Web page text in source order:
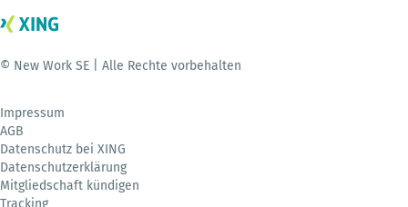
© New Work SE | Alle Rechte vorbehalten
Impressum
AGB
Datenschutz bei XING
Datenschutzerklärung
Mitgliedschaft kündigen
Tracking